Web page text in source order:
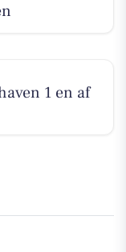
1 en af